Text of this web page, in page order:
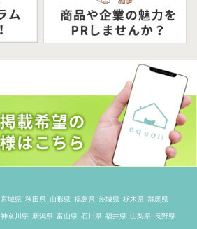
宮城県 秋田県 山形県 福島県 茨城県 栃木県 群馬県
神奈川県 新潟県 富山県 石川県 福井県 山梨県 長野県